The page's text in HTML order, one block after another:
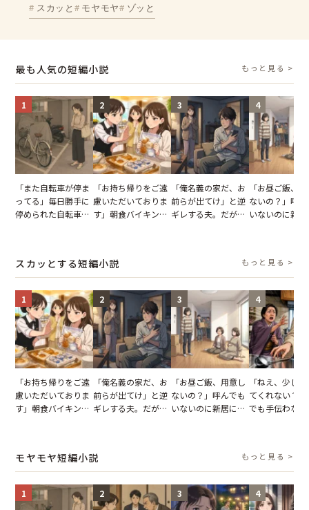
スカッと モヤモヤ ゾッと
最も人気の短編小説 もっと見る >
1
「また自転車が停ま
ってる」毎日勝手に
停められた自転車。
2
「お持ち帰りをご遠
慮いただいておりま
す」朝食バイキング
が一変
3
「俺名義の家だ、お
前らが出てけ」と逆
ギレする夫。だが、
4
「お昼ご飯、
ないの？」呼
いないのに新
スカッとする短編小説 もっと見る >
1
「お持ち帰りをご遠
慮いただいておりま
す」朝食バイキング
が一変
2
「俺名義の家だ、お
前らが出てけ」と逆
ギレする夫。だが、
3
「お昼ご飯、用意し
ないの？」呼んでも
いないのに新居にあ
4
「ねえ、少し
てくれない？
でも手伝わな
モヤモヤ短編小説 もっと見る >
1 2 3 4